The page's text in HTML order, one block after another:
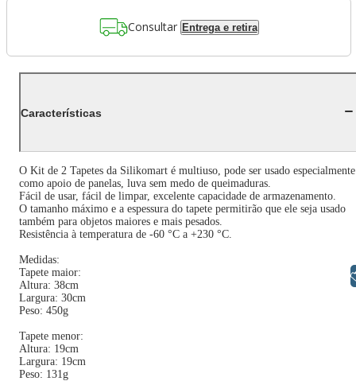
Consultar Entrega e retira
Características
O Kit de 2 Tapetes da Silikomart é multiuso, pode ser usado especialmente
como apoio de panelas, luva sem medo de queimaduras.
Fácil de usar, fácil de limpar, excelente capacidade de armazenamento.
O tamanho máximo e a espessura do tapete permitirão que ele seja usado
também para objetos maiores e mais pesados.
Resistência à temperatura de -60 °C a +230 °C.
Medidas:
Tapete maior:
Altura: 38cm
Largura: 30cm
Peso: 450g
Tapete menor:
Altura: 19cm
Largura: 19cm
Peso: 131g